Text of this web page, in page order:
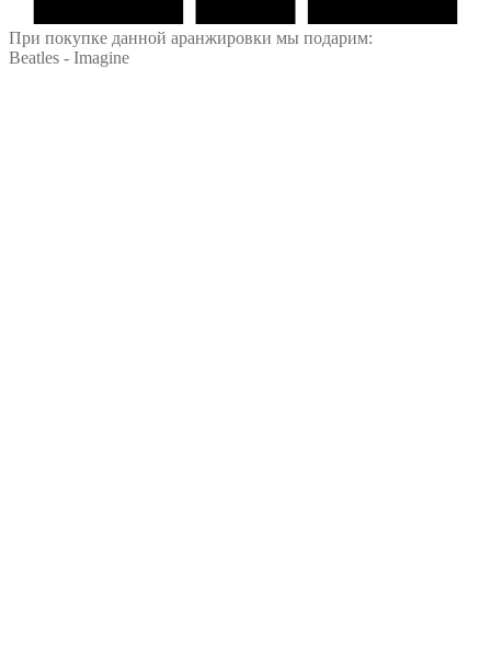
При покупке данной аранжировки мы подарим:
Beatles - Imagine